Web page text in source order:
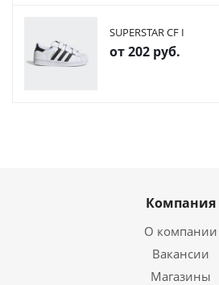
SUPERSTAR CF I
от202 руб.
Компания
О компании
Вакансии
Магазины